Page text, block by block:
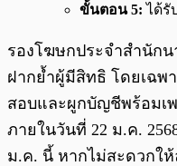
ขั้นตอน 5: ได้รั
รองโฆษกประจำสำนัก
ฝากย้ำผู้มีสิทธิ โดยเฉพ
สอบและผูกบัญชีพร้อมเ
ภายในวันที่ 22 ม.ค.
ม.ค. นี้ หากไม่สะดวกใ